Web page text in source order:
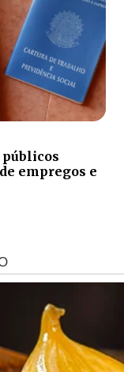
públicos
empregos e